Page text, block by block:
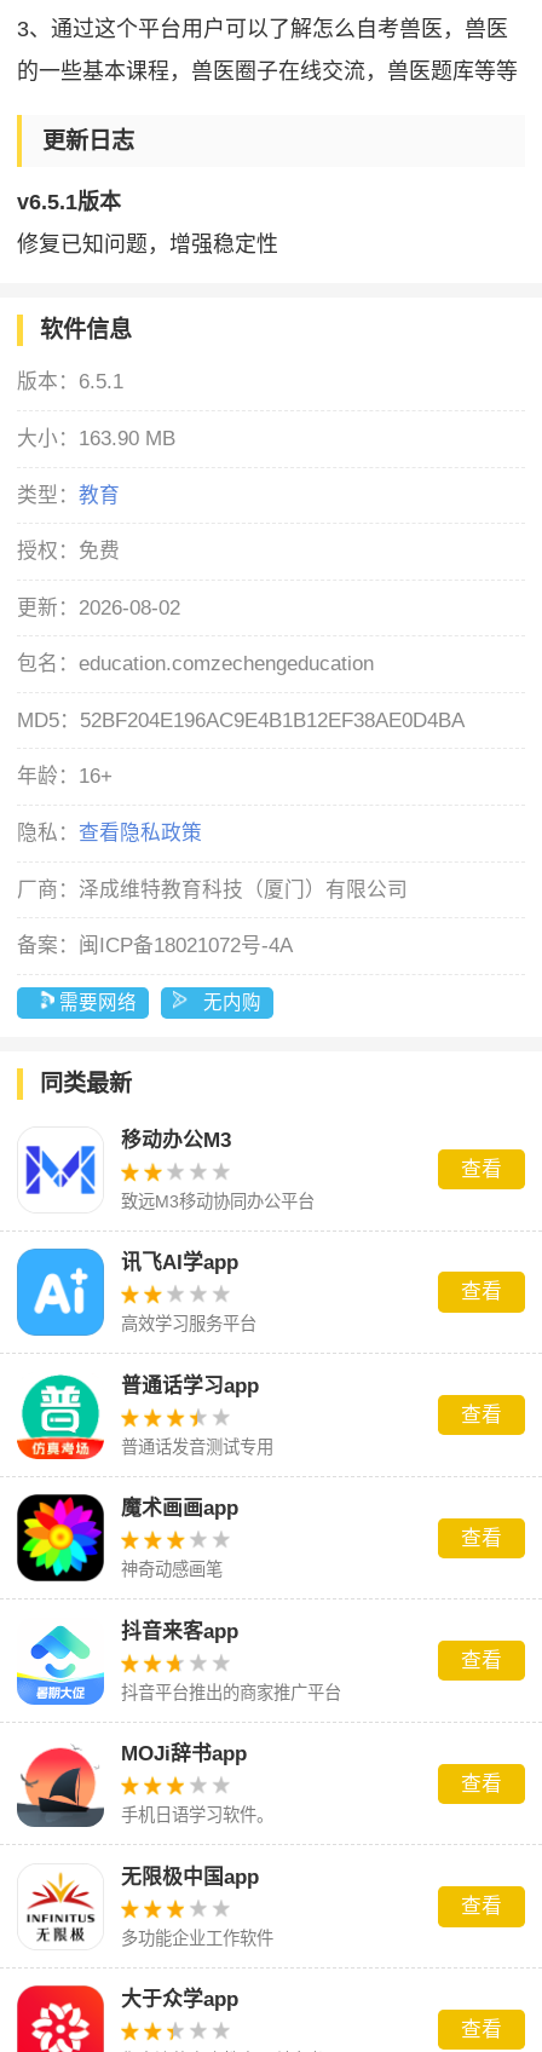
3、通过这个平台用户可以了解怎么自考兽医，兽医
的一些基本课程，兽医圈子在线交流，兽医题库等等
更新日志
v6.5.1版本
修复已知问题，增强稳定性
软件信息
版本： 6.5.1
大小： 163.90 MB
类型：教育
授权： 免费
更新： 2026-08-02
包名：education.comzechengeducation
MD5： 52BF204E196AC9E4B1B12EF38AE0D4BA
年龄： 16+
隐私： 查看隐私政策
厂商： 泽成维特教育科技（厦门）有限公司
备案： 闽ICP备18021072号-4A
需要网络 无内购
同类最新
移动办公M3
致远M3移动协同办公平台
查看
讯飞AI学app
高效学习服务平台
查看
普通话学习app
普通话发音测试专用
查看
魔术画画app
神奇动感画笔
查看
抖音来客app
抖音平台推出的商家推广平台
查看
MOJi辞书app
手机日语学习软件。
查看
无限极中国app
多功能企业工作软件
查看
大于众学app
查看